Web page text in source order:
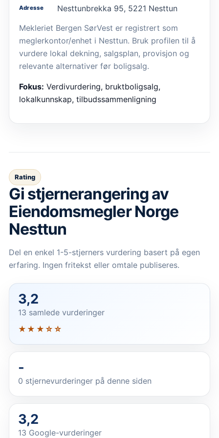
Adresse
Nesttunbrekka 95, 5221 Nesttun
Mekleriet Bergen SørVest er registrert som
meglerkontor/enhet i Nesttun. Bruk profilen til å
vurdere lokal dekning, salgsplan, provisjon og
relevante alternativer før boligsalg.
Fokus: Verdivurdering, bruktboligsalg,
lokalkunnskap, tilbudssammenligning
Rating
Gi stjernerangering av
Eiendomsmegler Norge
Nesttun
Del en enkel 1-5-stjerners vurdering basert på egen
erfaring. Ingen fritekst eller omtale publiseres.
3,2
13 samlede vurderinger
★★★☆☆
-
0 stjernevurderinger på denne siden
3,2
13 Google-vurderinger